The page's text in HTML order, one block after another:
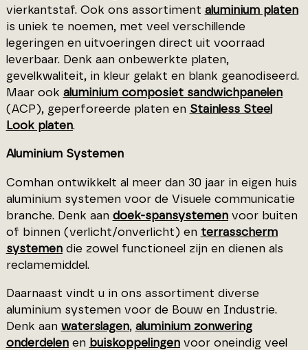
vierkantstaf. Ook ons assortiment aluminium platen
is uniek te noemen, met veel verschillende
legeringen en uitvoeringen direct uit voorraad
leverbaar. Denk aan onbewerkte platen,
gevelkwaliteit, in kleur gelakt en blank geanodiseerd.
Maar ook aluminium composiet sandwichpanelen
(ACP), geperforeerde platen en Stainless Steel
Look platen.
Aluminium Systemen
Comhan ontwikkelt al meer dan 30 jaar in eigen huis
aluminium systemen voor de Visuele communicatie
branche. Denk aan doek-spansystemenvoor buiten
of binnen (verlicht/onverlicht) en terrasscherm
systemendie zowel functioneel zijn en dienen als
reclamemiddel.
Daarnaast vindt u in ons assortiment diverse
aluminium systemen voor de Bouw en Industrie.
Denk aan waterslagen, aluminium zonwering
onderdelenen buiskoppelingenvoor oneindig veel